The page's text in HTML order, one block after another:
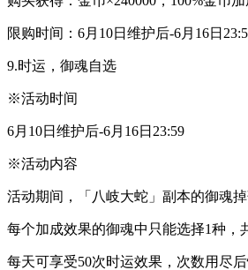
限购时间：6月10日维护后-6月16日
9.时运，御魂自选
※活动时间
6月10日维护后-6月16日23:59
※活动内容
活动期间，「八岐大蛇」副本的御魂掉
每个加成效果的御魂中只能选择1种，
每天可享受50次时运效果，次数用尽后